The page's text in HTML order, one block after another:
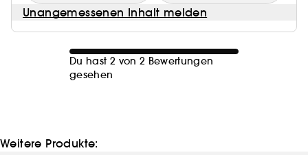
Unangemessenen Inhalt melden
Du hast 2 von 2 Bewertungen
gesehen
Weitere Produkte: